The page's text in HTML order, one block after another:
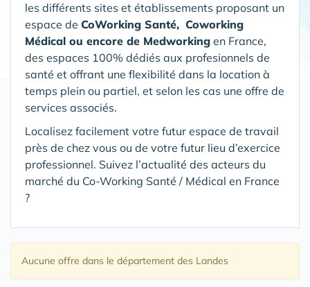
les différents sites et établissements proposant un
espace de CoWorking Santé, Coworking
Médical ou encore de Medworking en France,
des espaces 100% dédiés aux profesionnels de
santé et offrant une flexibilité dans la location à
temps plein ou partiel, et selon les cas une offre de
services associés.
Localisez facilement votre futur espace de travail
près de chez vous ou de votre futur lieu d’exercice
professionnel. Suivez l’actualité des acteurs du
marché du Co-Working Santé / Médical en France
?
Aucune offre dans le département des Landes